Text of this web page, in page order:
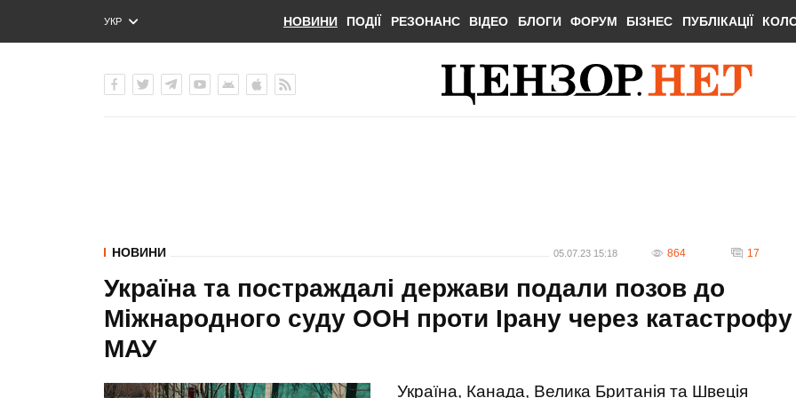
УКР
ENG
НОВИНИ ПОДІЇ РЕЗОНАНС ВІДЕО БЛОГИ ФОРУМ БІЗНЕС ПУБЛІКАЦІЇ
НОВИНИ 05.07.23 15:18 864 17
Україна та постраждалі держави подали позов до
Міжнародного суду ООН проти Ірану через катастрофу
МАУ
Україна, Канада, Велика Британія та Швеція